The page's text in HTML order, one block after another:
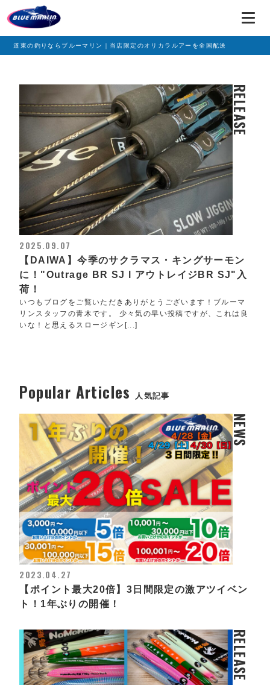
道東の釣りならブルーマリン｜当店限定のオリカラルアーを全国配送
RELEASE
2025.09.07
【DAIWA】今季のサクラマス・キングサーモン
に！"Outrage BR SJ l アウトレイジBR SJ"入
荷！
いつもブログをご覧いただきありがとうございます！ブルーマ
リンスタッフの青木です。 少々気の早い投稿ですが、これは良
いな！と思えるスロージギン[...]
Popular Articles 人気記事
NEWS
2023.04.27
【ポイント最大20倍】3日間限定の激アツイベン
ト！1年ぶりの開催！
RELEASE